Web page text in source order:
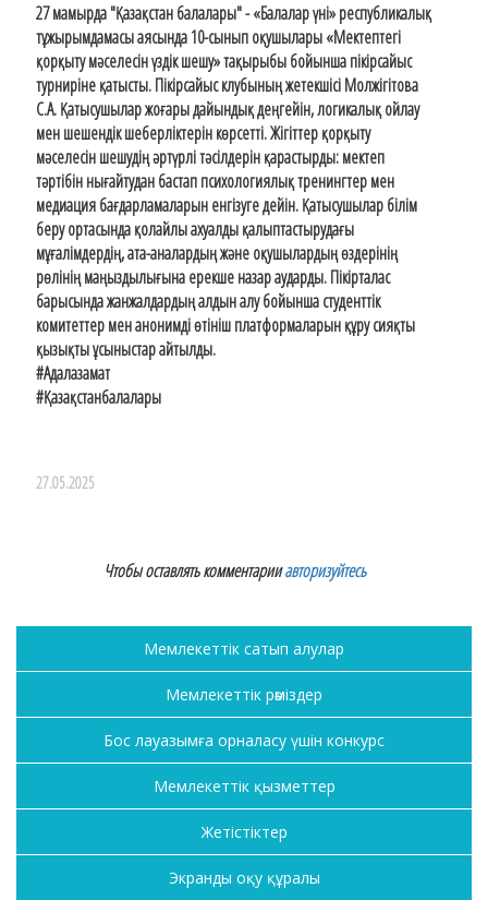
27 мамырда "Қазақстан балалары" - «Балалар үні» республикалық
тұжырымдамасы аясында 10-сынып оқушылары «Мектептегі
қорқыту мәселесін үздік шешу» тақырыбы бойынша пікірсайыс
турниріне қатысты. Пікірсайыс клубының жетекшісі Молжігітова
С.А. Қатысушылар жоғары дайындық деңгейін, логикалық ойлау
мен шешендік шеберліктерін көрсетті. Жігіттер қорқыту
мәселесін шешудің әртүрлі тәсілдерін қарастырды: мектеп
тәртібін нығайтудан бастап психологиялық тренингтер мен
медиация бағдарламаларын енгізуге дейін. Қатысушылар білім
беру ортасында қолайлы ахуалды қалыптастырудағы
мұғалімдердің, ата-аналардың және оқушылардың өздерінің
рөлінің маңыздылығына ерекше назар аударды. Пікірталас
барысында жанжалдардың алдын алу бойынша студенттік
комитеттер мен анонимді өтініш платформаларын құру сияқты
қызықты ұсыныстар айтылды.
#Адалазамат
#Қазақстанбалалары
27.05.2025
Чтобы оставлять комментарииавторизуйтесь
Мемлекеттік сатып алулар
Мемлекеттік рәміздер
Бос лауазымға орналасу үшін конкурс
Мемлекеттік қызметтер
Жетістіктер
Экранды оқу құралы